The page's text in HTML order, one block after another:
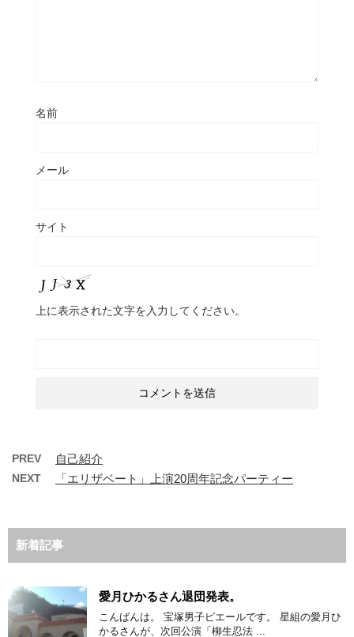
名前
メール
サイト
上に表示された文字を入力してください。
PREV 自己紹介
NEXT 「エリザベート」上演20周年記念パーティー
新着記事
愛月ひかるさん退団発表。
こんばんは。 宝塚男子ピエールです。 星組の愛月ひ
かるさんが、次回公演「柳生忍法 ...